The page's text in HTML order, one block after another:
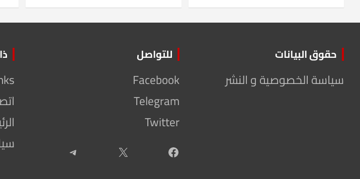
حقوق البيانات
سياسة الخصوصية و النشر
للتواصل
Facebook
Telegram
Twitter
Facebook
X
Telegram